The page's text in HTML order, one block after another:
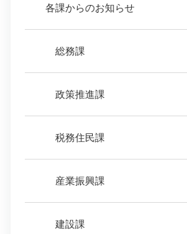
各課からのお知らせ
総務課
政策推進課
税務住民課
産業振興課
建設課